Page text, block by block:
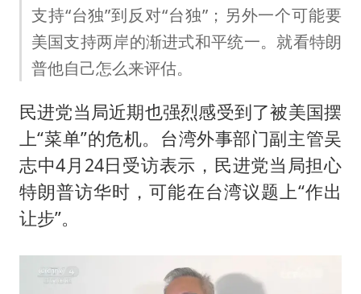
支持“台独”到反对“台独”；另外一个可能要
美国支持两岸的渐进式和平统一。就看特朗
普他自己怎么来评估。
民进党当局近期也强烈感受到了被美国摆
上“菜单”的危机。台湾外事部门副主管吴
志中4月24日受访表示，民进党当局担心
特朗普访华时，可能在台湾议题上“作出
让步”。